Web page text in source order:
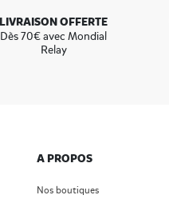
LIVRAISON OFFERTE
Dès 70€ avec Mondial
Relay
A PROPOS
Nos boutiques